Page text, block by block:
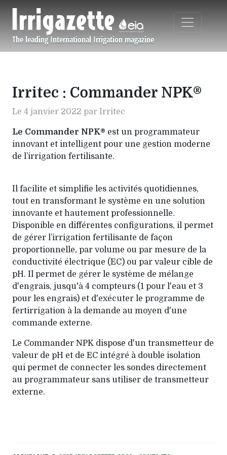
The leading International Irrigation magazine
Navigation principale
Irritec : Commander NPK®
Le 4 janvier 2022 par Irritec
Le Commander NPK® est un programmateur
innovant et intelligent pour une gestion moderne
de l’irrigation fertilisante.
Il facilite et simplifie les activités quotidiennes,
tout en transformant le système en une solution
innovante et hautement professionnelle.
Disponible en différentes configurations, il permet
de gérer l’irrigation fertilisante de façon
proportionnelle, par volume ou par mesure de la
conductivité électrique (EC) ou par valeur cible de
pH. Il permet de gérer le système de mélange
d'engrais, jusqu'à 4 compteurs (1 pour l'eau et 3
pour les engrais) et d'exécuter le programme de
fertirrigation à la demande au moyen d'une
commande externe.
Le Commander NPK dispose d'un transmetteur de
valeur de pH et de EC intégré à double isolation
qui permet de connecter les sondes directement
au programmateur sans utiliser de transmetteur
externe.